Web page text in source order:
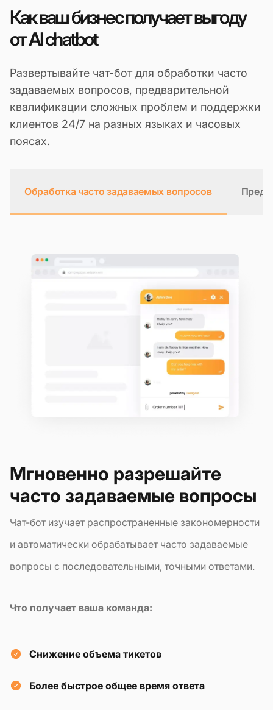
Как ваш бизнес получает выгоду
от AI chatbot
Развертывайте чат-бот для обработки часто
задаваемых вопросов, предварительной
квалификации сложных проблем и поддержки
клиентов 24/7 на разных языках и часовых
поясах.
Обработка часто задаваемых вопросов
Мгновенно разрешайте
часто задаваемые вопросы
Чат-бот изучает распространенные закономерности
и автоматически обрабатывает часто задаваемые
вопросы с последовательными, точными ответами.
Что получает ваша команда:
Снижение объема тикетов
Более быстрое общее время ответа